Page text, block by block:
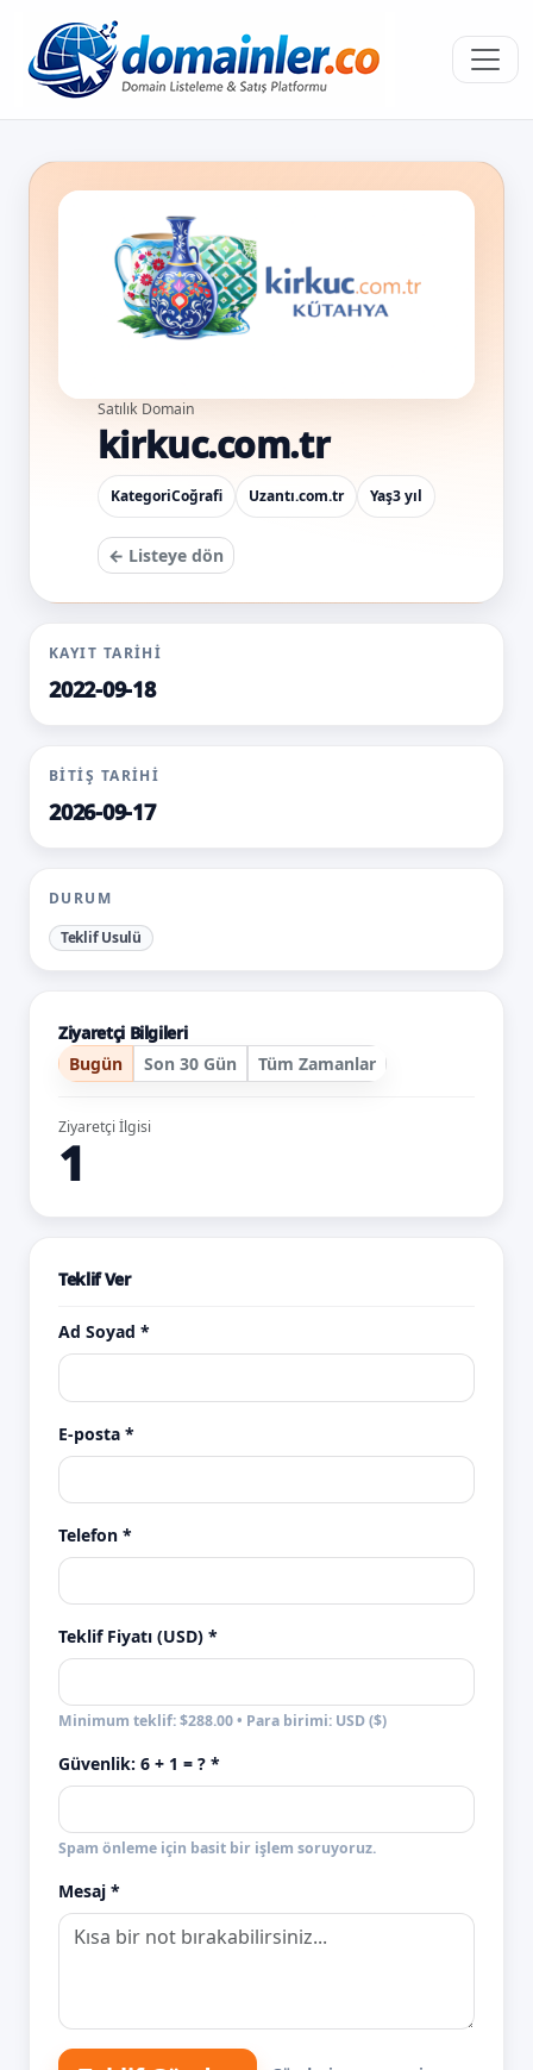
Satılık Domain
kirkuc.com.tr
KategoriCoğrafi Uzantı.com.tr Yaş3 yıl
← Listeye dön
KAYIT TARIHI
2022-09-18
BITIŞ TARIHI
2026-09-17
DURUM
Teklif Usulü
Ziyaretçi Bilgileri
Bugün
Son 30 Gün Tüm Zamanlar
Ziyaretçi İlgisi
1
Teklif Ver
Ad Soyad *
E-posta *
Telefon *
Teklif Fiyatı (USD) *
Minimum teklif: $288.00 • Para birimi: USD ($)
Güvenlik: 6 + 1 = ? *
Spam önleme için basit bir işlem soruyoruz.
Mesaj *